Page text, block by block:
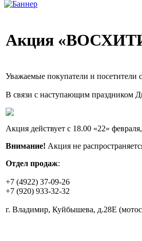
Акция
Уважаемые покупатели и посетители
В связи с наступающим праздником
Акция действует с 18.00 «22»
Внимание! Акция не
Отдел продаж:
+7 (4922) 37-09-26
+7 (920) 933-32-32
г. Владимир, Куйбышева, д.28Е